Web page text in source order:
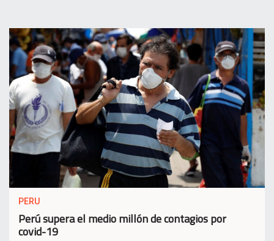
PERU
Perú supera el medio millón de contagios por
covid-19